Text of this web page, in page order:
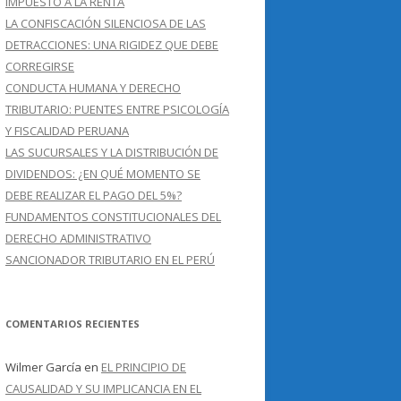
LA CONFISCACIÓN SILENCIOSA DE LAS
DETRACCIONES: UNA RIGIDEZ QUE DEBE
CORREGIRSE
CONDUCTA HUMANA Y DERECHO
TRIBUTARIO: PUENTES ENTRE PSICOLOGÍA
Y FISCALIDAD PERUANA
LAS SUCURSALES Y LA DISTRIBUCIÓN DE
DIVIDENDOS: ¿EN QUÉ MOMENTO SE
DEBE REALIZAR EL PAGO DEL 5%?
FUNDAMENTOS CONSTITUCIONALES DEL
DERECHO ADMINISTRATIVO
SANCIONADOR TRIBUTARIO EN EL PERÚ
COMENTARIOS RECIENTES
Wilmer García en EL PRINCIPIO DE
CAUSALIDAD Y SU IMPLICANCIA EN EL